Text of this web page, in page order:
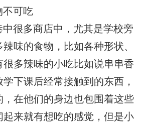
不可吃
很多商店中，尤其是学校旁
味的食物，比如各种形状、
很多辣味的小吃比如说串串香
下课后经常接触到的东西，
在他们的身边也包围着这些
来就有想吃的感觉，但是小